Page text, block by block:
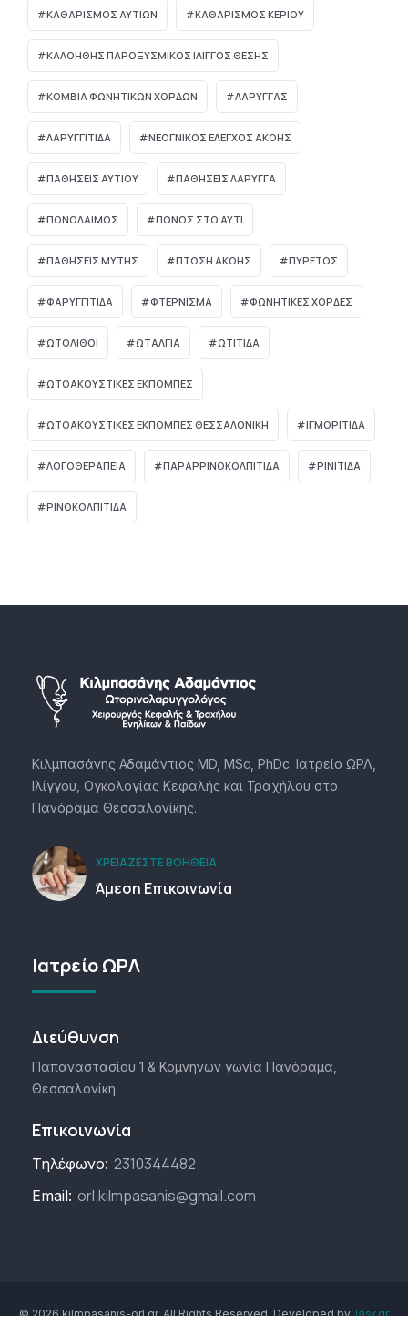
ΚΑΘΑΡΙΣΜΟΣ ΑΥΤΙΩΝ ΚΑΘΑΡΙΣΜΟΣ ΚΕΡΙΟΥ
ΚΑΛΟΗΘΗΣ ΠΑΡΟΞΥΣΜΙΚΟΣ ΙΛΙΓΓΟΣ ΘΕΣΗΣ
ΚΟΜΒΊΑ ΦΩΝΗΤΙΚΏΝ ΧΟΡΔΏΝ ΛΑΡΥΓΓΑΣ
ΛΑΡΥΓΓΙΤΙΔΑ ΝΕΟΓΝΙΚΌΣ ΈΛΕΓΧΟΣ ΑΚΟΉΣ
ΠΑΘΗΣΕΙΣ ΑΥΤΙΟΥ ΠΑΘΗΣΕΙΣ ΛΑΡΥΓΓΑ
ΠΟΝΟΛΑΙΜΟΣ ΠΟΝΟΣ ΣΤΟ ΑΥΤΙ
ΠΑΘΉΣΕΙΣ ΜΎΤΗΣ ΠΤΏΣΗ ΑΚΟΉΣ ΠΥΡΕΤΌΣ
ΦΑΡΥΓΓΙΤΙΔΑ ΦΤΕΡΝΙΣΜΑ ΦΩΝΗΤΙΚΕΣ ΧΟΡΔΕΣ
ΩΤΌΛΙΘΟΙ ΩΤΑΛΓΙΑ ΩΤΙΤΙΔΑ
ΩΤΟΑΚΟΥΣΤΙΚΈΣ ΕΚΠΟΜΠΈΣ
ΩΤΟΑΚΟΥΣΤΙΚΈΣ ΕΚΠΟΜΠΈΣ ΘΕΣΣΑΛΟΝΊΚΗ ΙΓΜΟΡΊΤΙΔΑ
ΛΟΓΟΘΕΡΑΠΕΊΑ ΠΑΡΑΡΡΙΝΟΚΟΛΠΊΤΙΔΑ ΡΙΝΊΤΙΔΑ
ΡΙΝΟΚΟΛΠΊΤΙΔΑ
Κιλμπασάνης Αδαμάντιος MD, MSc, PhDc. Ιατρείο ΩΡΛ,
Ιλίγγου, Ογκολογίας Κεφαλής και Τραχήλου στο
Πανόραμα Θεσσαλονίκης.
ΧΡΕΙΆΖΕΣΤΕ ΒΟΉΘΕΙΑ
Άμεση Επικοινωνία
Ιατρείο ΩΡΛ
Διεύθυνση
Παπαναστασίου 1 & Κομνηνών γωνία Πανόραμα,
Θεσσαλονίκη
Επικοινωνία
Τηλέφωνο: 2310344482
Email: orl.kilmpasanis@gmail.com
© 2026 kilmpasanis-orl.gr. All Rights Reserved. Developed byTask.gr